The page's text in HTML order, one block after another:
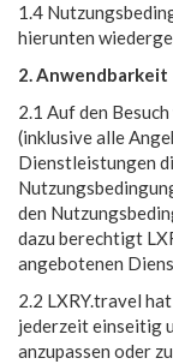
1.4
hierunten
2. Anwendbarkeit
2.1 Auf den
(inklusive alle
Dienstleistungen
den
dazu berechtigt
angebotenen
2.2 LXRY.travel
jederzeit einseitig
anzupassen oder